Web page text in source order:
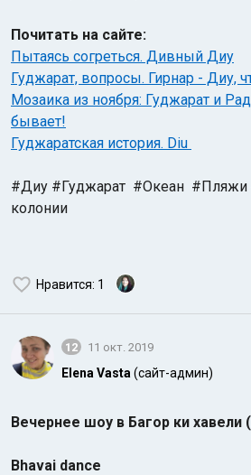
Почитать на сайте:
Пытаясь согреться. Дивный Диу
Гуджарат, вопросы. Гирнар - Диу,
Мозаика из ноября: Гуджарат и
бывает!
Гуджаратская история. Diu
#Диу #Гуджарат #Океан #Пляжи
колонии
Нравится: 1
12 11 окт. 2019
Elena Vasta (сайт-админ)
Вечернее шоу в Багор ки хавели
Bhavai dance